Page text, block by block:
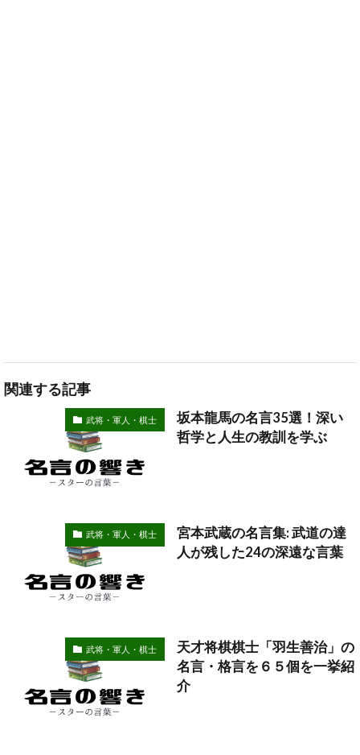
関連する記事
武将・軍人・棋士
坂本龍馬の名言35選！深い
哲学と人生の教訓を学ぶ
武将・軍人・棋士
宮本武蔵の名言集: 武道の達
人が残した24の深遠な言葉
武将・軍人・棋士
天才将棋棋士「羽生善治」の
名言・格言を６５個を一挙紹
介